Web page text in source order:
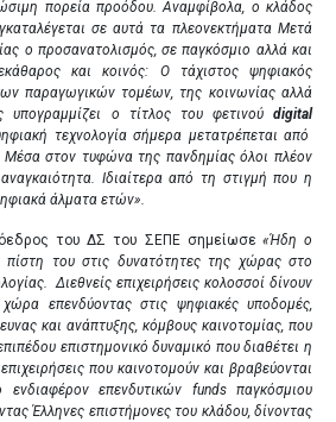
πορεία προόδου. Αναμφίβολα, ο κλάδος
σε αυτά τα πλεονεκτήματα Μετά
ο προσανατολισμός, σε παγκόσμιο αλλά και
και κοινός: Ο τάχιστος ψηφιακός
παραγωγικών τομέων, της κοινωνίας αλλά
υπογραμμίζει ο τίτλος του φετινού digital
τεχνολογία σήμερα μετατρέπεται από
Μέσα στον τυφώνα της πανδημίας όλοι πλέον
Ιδιαίτερα από τη στιγμή που η
άλματα ετών».
του ΔΣ του ΣΕΠΕ σημείωσε«Ήδη ο
πίστη του στις δυνατότητες της χώρας στο
Διεθνείς επιχειρήσεις κολοσσοί δίνουν
επενδύοντας στις ψηφιακές υποδομές,
και ανάπτυξης, κόμβους καινοτομίας, που
επιστημονικό δυναμικό που διαθέτει η
που καινοτομούν και βραβεύονται
επενδυτικών funds παγκόσμιου
Έλληνες επιστήμονες του κλάδου, δίνοντας